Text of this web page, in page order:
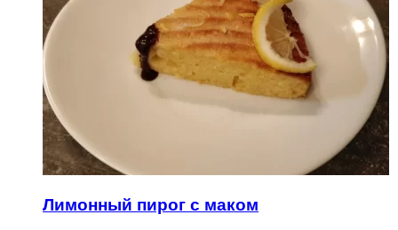
Лимонный пирог с маком